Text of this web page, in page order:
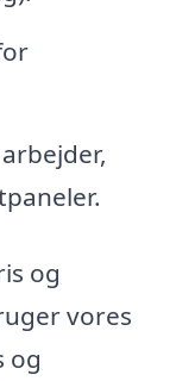
og
vores
og